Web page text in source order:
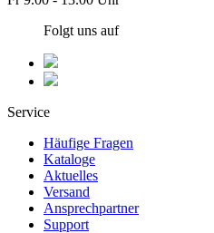
Folgt uns auf
Service
Häufige Fragen
Kataloge
Aktuelles
Versand
Ansprechpartner
Support